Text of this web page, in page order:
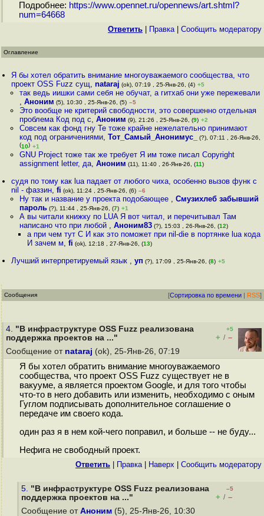
Подробнее: https://www.opennet.ru/opennews/art.shtml?
num=64668
Ответить Правка| Cообщить модератору
Оглавление
Я бы хотел обратить внимание многоуважаемого сообщества, что
проект OSS Fuzz сущ,nataraj (ok), 07:19 , 25-Янв-26, (4) +5
так ведь иишки сами себя не обучат, а гитхаб они уже пережевали
, Аноним (5), 10:30 , 25-Янв-26, (5) –5
Это вообще не критерий свободности, это совершенно отдельная
проблема Код под с, Аноним (9), 21:26 , 25-Янв-26, (9) +2
Совсем как фонд гну Те тоже крайне нежелательно принимают
код под ограничениями, Тот_Самый_Анонимус_ (?), 07:11 , 26-Янв-26,
(10) +1
GNU Project тоже так же требует Я им тоже писал Copyright
assignment letter, да, Аноним (11), 11:40 , 26-Янв-26, (11)
судя по тому как lua падает от любого чиха, особенно вызов функ с
nil - фаззин,fi (ok), 11:24 , 25-Янв-26, (6) –6
Ну так и название у проекта подобающее , Смузихлеб забывший
пароль(?), 11:44 , 25-Янв-26, (7) +1
А вы читали книжку по LUA Я вот читал, и перечитывал Там
написано что при любой , Аноним83(?), 15:03 , 26-Янв-26, (12)
а при чем тут C И как это поможет при nil-die в портянке lua кода
И зачем м, fi (ok), 12:18 , 27-Янв-26, (13)
Лучший интерпретируемый язык ,уп (?), 17:09 , 25-Янв-26, (8) +5
Сообщения [Сортировка по времени | RSS]
4. "В инфраструктуре OSS Fuzz реализована
поддержка проектов на ..."
+5
+ / –
Сообщение от nataraj (ok), 25-Янв-26, 07:19
Я бы хотел обратить внимание многоуважаемого
сообщества, что проект OSS Fuzz существует не в
вакууме, а является проектом Google, и для того чтобы
что-то в него добавить или изменить, необходимо с оным
Гуглом подписывать дополнительное соглашение о
передаче им своего кода.
один раз я в нем кой-чего поправил, и больше -- не буду...
Нефига не свободный проект.
Ответить Правка| Наверх Cообщить модератору
5. "В инфраструктуре OSS Fuzz реализована
поддержка проектов на ..."
–5
+ / –
Сообщение от Аноним (5), 25-Янв-26, 10:30